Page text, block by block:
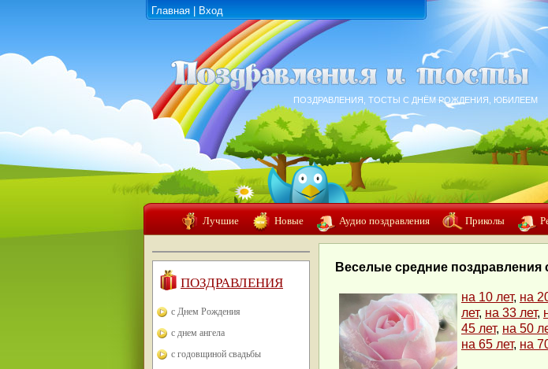
Главная Вход
ПОЗДРАВЛЕНИЯ, ТОСТЫ С ДНЁМ РОЖДЕНИЯ, ЮБИЛЕЕМ
Лучшие Новые Аудио поздравления Приколы
ПОЗДРАВЛЕНИЯ
с Днем Рождения
с днем ангела
с годовщиной свадьбы
Веселые средние поздравления
на 10 лет, на
лет, на 33 лет,
45 лет, на 50
на 65 лет, на